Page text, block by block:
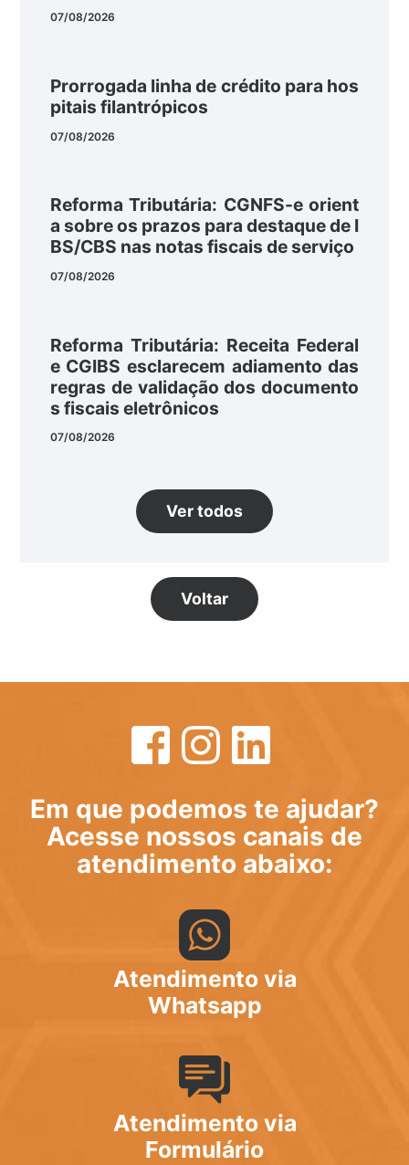
07/08/2026
Prorrogada linha de crédito para hos
pitais filantrópicos
07/08/2026
Reforma Tributária: CGNFS-e orient
a sobre os prazos para destaque de I
BS/CBS nas notas fiscais de serviço
07/08/2026
Reforma Tributária: Receita Federal
e CGIBS esclarecem adiamento das
regras de validação dos documento
s fiscais eletrônicos
07/08/2026
Ver todos
Voltar
Em que podemos te ajudar?
Acesse nossos canais de
atendimento abaixo:
Atendimento via
Whatsapp
Atendimento via
Formulário